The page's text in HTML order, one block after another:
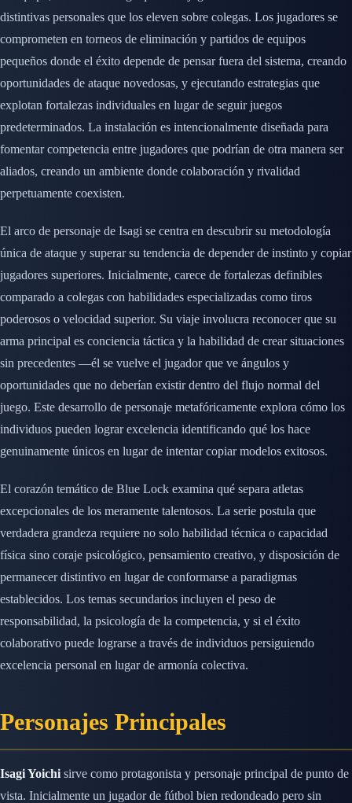
distintivas personales que los eleven sobre colegas. Los jugadores se
comprometen en torneos de eliminación y partidos de equipos
pequeños donde el éxito depende de pensar fuera del sistema, creando
oportunidades de ataque novedosas, y ejecutando estrategias que
explotan fortalezas individuales en lugar de seguir juegos
predeterminados. La instalación es intencionalmente diseñada para
fomentar competencia entre jugadores que podrían de otra manera ser
aliados, creando un ambiente donde colaboración y rivalidad
perpetuamente coexisten.
El arco de personaje de Isagi se centra en descubrir su metodología
única de ataque y superar su tendencia de depender de instinto y copiar
jugadores superiores. Inicialmente, carece de fortalezas definibles
comparado a colegas con habilidades especializadas como tiros
poderosos o velocidad superior. Su viaje involucra reconocer que su
arma principal es conciencia táctica y la habilidad de crear situaciones
sin precedentes —él se vuelve el jugador que ve ángulos y
oportunidades que no deberían existir dentro del flujo normal del
juego. Este desarrollo de personaje metafóricamente explora cómo los
individuos pueden lograr excelencia identificando qué los hace
genuinamente únicos en lugar de intentar copiar modelos exitosos.
El corazón temático de Blue Lock examina qué separa atletas
excepcionales de los meramente talentosos. La serie postula que
verdadera grandeza requiere no solo habilidad técnica o capacidad
física sino coraje psicológico, pensamiento creativo, y disposición de
permanecer distintivo en lugar de conformarse a paradigmas
establecidos. Los temas secundarios incluyen el peso de
responsabilidad, la psicología de la competencia, y si el éxito
colaborativo puede lograrse a través de individuos persiguiendo
excelencia personal en lugar de armonía colectiva.
Personajes Principales
Isagi Yoichi sirve como protagonista y personaje principal de punto de
vista. Inicialmente un jugador de fútbol bien redondeado pero sin